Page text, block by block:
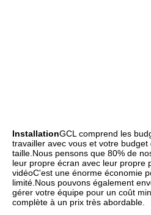
InstallationGCL comprend les
travailler avec vous et votre
taille.Nous pensons que 80% de
leur propre écran avec leur propre
vidéoC'est une énorme économie
limité.Nous pouvons également
gérer votre équipe pour un coût
complète à un prix très abordable.